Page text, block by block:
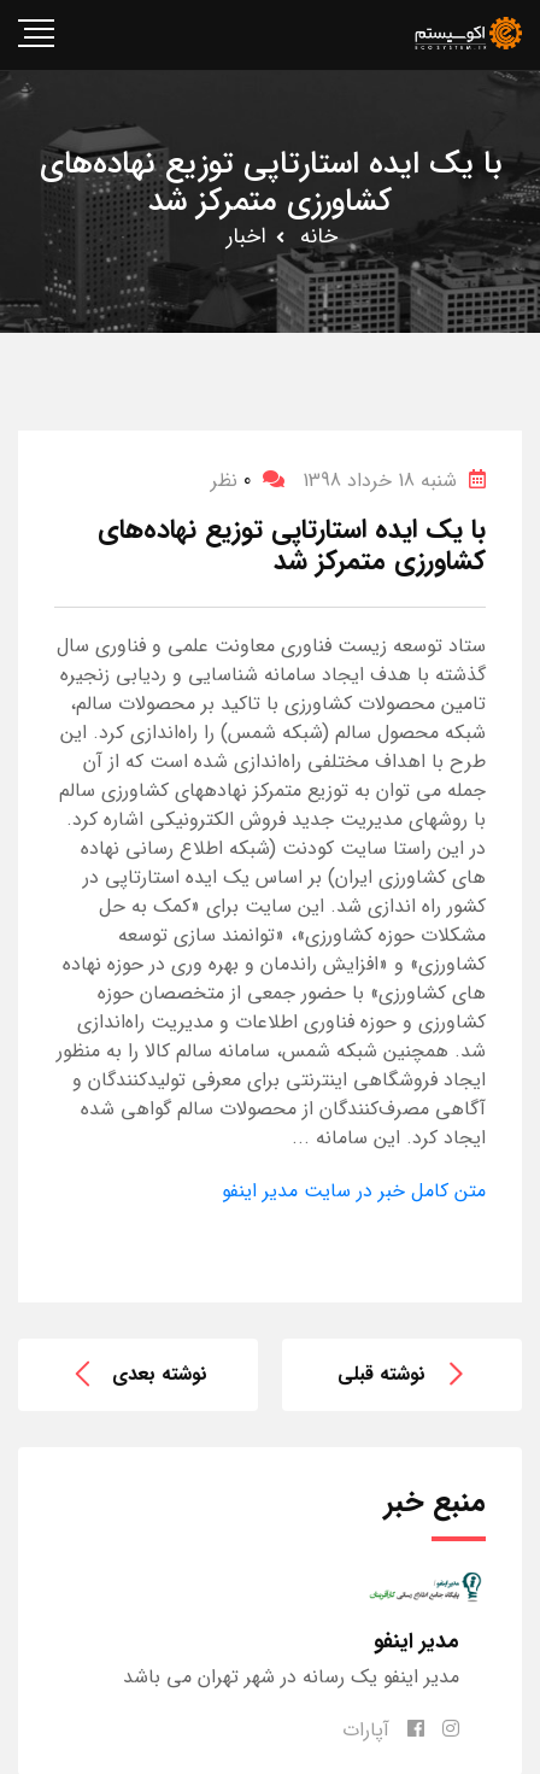
با یک ایده استارتاپی توزیع نهاده‌های
کشاورزی متمرکز شد
خانه اخبار
شنبه 18 خرداد 1398 0 نظر
با یک ایده استارتاپی توزیع نهاده‌های
کشاورزی متمرکز شد
ستاد توسعه زیست فناوری معاونت علمی و فناوری سال
گذشته با هدف ایجاد سامانه شناسایی و ردیابی زنجیره‏
تامین محصولات کشاورزی با تاکید بر محصولات سالم،
شبکه محصول سالم (شبکه شمس) را راه‌اندازی کرد. این
طرح با اهداف مختلفی راه‌اندازی شده است که از آن
جمله می توان به توزیع متمرکز نهاده‎های کشاورزی سالم
با روشهای مدیریت جدید فروش الکترونیکی اشاره کرد.
در این راستا سایت کودنت (شبکه اطلاع رسانی نهاده
های کشاورزی ایران) بر اساس یک ایده استارتاپی در
کشور راه اندازی شد. این سایت برای «کمک به حل
مشکلات حوزه کشاورزی»، «توانمند سازی توسعه
کشاورزی» و «افزایش راندمان و بهره وری در حوزه نهاده
های کشاورزی» با حضور جمعی از متخصصان حوزه
کشاورزی و حوزه فناوری اطلاعات و مدیریت راه‌اندازی
شد. همچنین شبکه شمس، سامانه سالم کالا را به منظور
ایجاد فروشگاهی اینترنتی برای معرفی تولیدکنندگان و
آگاهی مصرف‌کنندگان از محصولات سالم گواهی شده
ایجاد کرد. این سامانه ...
متن کامل خبر در سایت مدیر اینفو
نوشته قبلی نوشته بعدی
منبع خبر
مدیر اینفو
مدیر اینفو یک رسانه در شهر تهران می باشد
آپارات